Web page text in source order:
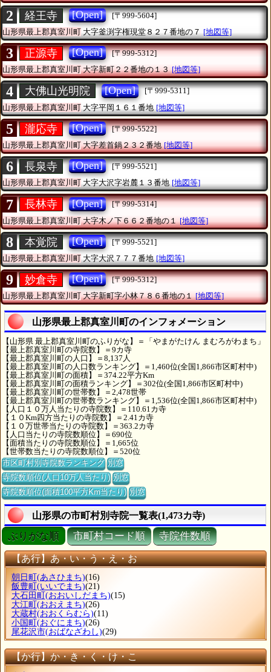
2 経王寺 [Open]
[〒999-5604]
山形県最上郡真室川町大字釜渕字権現堂８２７番地の７ [地図等]
3 正源寺 [Open]
[〒999-5312]
山形県最上郡真室川町大字新町２２番地の１３ [地図等]
4 大佛山光明院 [Open]
[〒999-5311]
山形県最上郡真室川町 大字平岡１６１番地 [地図等]
5 瀧応寺 [Open]
[〒999-5522]
山形県最上郡真室川町大字差首鍋２３２番地 [地図等]
6 長泉寺 [Open]
[〒999-5521]
山形県最上郡真室川町大字大沢字岩麓１３番地 [地図等]
7 長林寺 [Open]
[〒999-5314]
山形県最上郡真室川町大字木ノ下６６２番地の１ [地図等]
8 本覚院 [Open]
[〒999-5521]
山形県最上郡真室川町大字大沢７７７番地 [地図等]
9 妙倉寺 [Open]
[〒999-5312]
山形県最上郡真室川町大字新町字小林７８６番地の１ [地図等]
山形県最上郡真室川町のインフォメーション
【山形県 最上郡真室川町のふりがな】＝「やまがたけん まむろがわまち」
【最上郡真室川町の寺院数】＝9カ寺
【最上郡真室川町の人口】＝8,137人
【最上郡真室川町の人口数ランキング】＝1,460位(全国1,866市区町村中)
【最上郡真室川町の面積】＝374.22平方Km
【最上郡真室川町の面積ランキング】＝302位(全国1,866市区町村中)
【最上郡真室川町の世帯数】＝2,478世帯
【最上郡真室川町の世帯数ランキング】＝1,536位(全国1,866市区町村中)
【人口１０万人当たりの寺院数】＝110.61カ寺
【１０Km四方当たりの寺院数】＝2.41カ寺
【１０万世帯当たりの寺院数】＝363.2カ寺
【人口当たりの寺院数順位】＝690位
【面積当たりの寺院数順位】＝1,665位
【世帯数当たりの寺院数順位】＝520位
市区町村別寺院数ランキング 別窓
寺院数順位(人口10万人当たり) 別窓
寺院数順位(面積100平方Km当たり) 別窓
山形県の市町村別寺院一覧表(1,473カ寺)
ぶりがな順 市町村コード順 寺院件数順
【あ行】あ・い・う・え・お
朝日町 (あさひまち)(16)
飯豊町 (いいでまち)(21)
大石田町 (おおいしだまち)(15)
大江町 (おおえまち)(26)
大蔵村(おおくらむら)(11)
小国町 (おぐにまち)(26)
尾花沢市(おばなざわし)(29)
【か行】か・き・く・け・こ